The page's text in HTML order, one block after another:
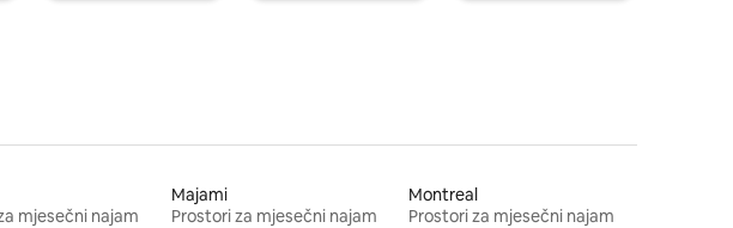
mjesečni najam
Majami
Prostori za mjesečni najam
Montreal
Prostori za mjesečni najam